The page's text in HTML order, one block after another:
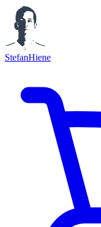
StefanHiene